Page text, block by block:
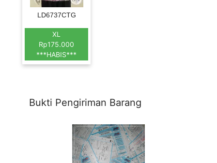
LD6737CTG
XL
Rp175.000
***HABIS***
Bukti Pengiriman Barang